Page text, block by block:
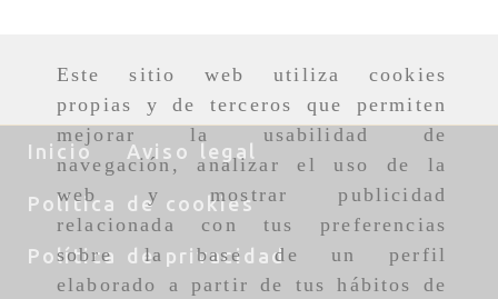
Este sitio web utiliza cookies
propias y de terceros que permiten
mejorar la usabilidad de
navegación, analizar el uso de la
web y mostrar publicidad
relacionada con tus preferencias
sobre la base de un perfil
elaborado a partir de tus hábitos de
Inicio Aviso legal
Política de cookies
Política de privacidad